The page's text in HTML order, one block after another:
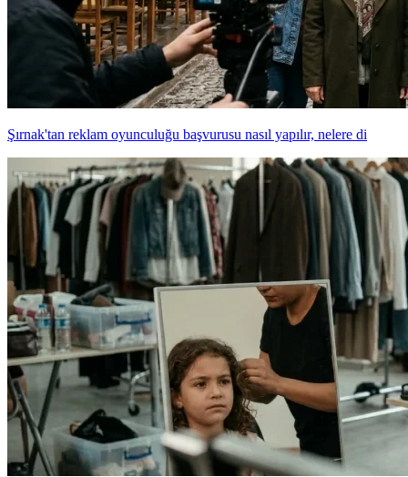
Şırnak'tan reklam oyunculuğu başvurusu nasıl yapılır, nelere di